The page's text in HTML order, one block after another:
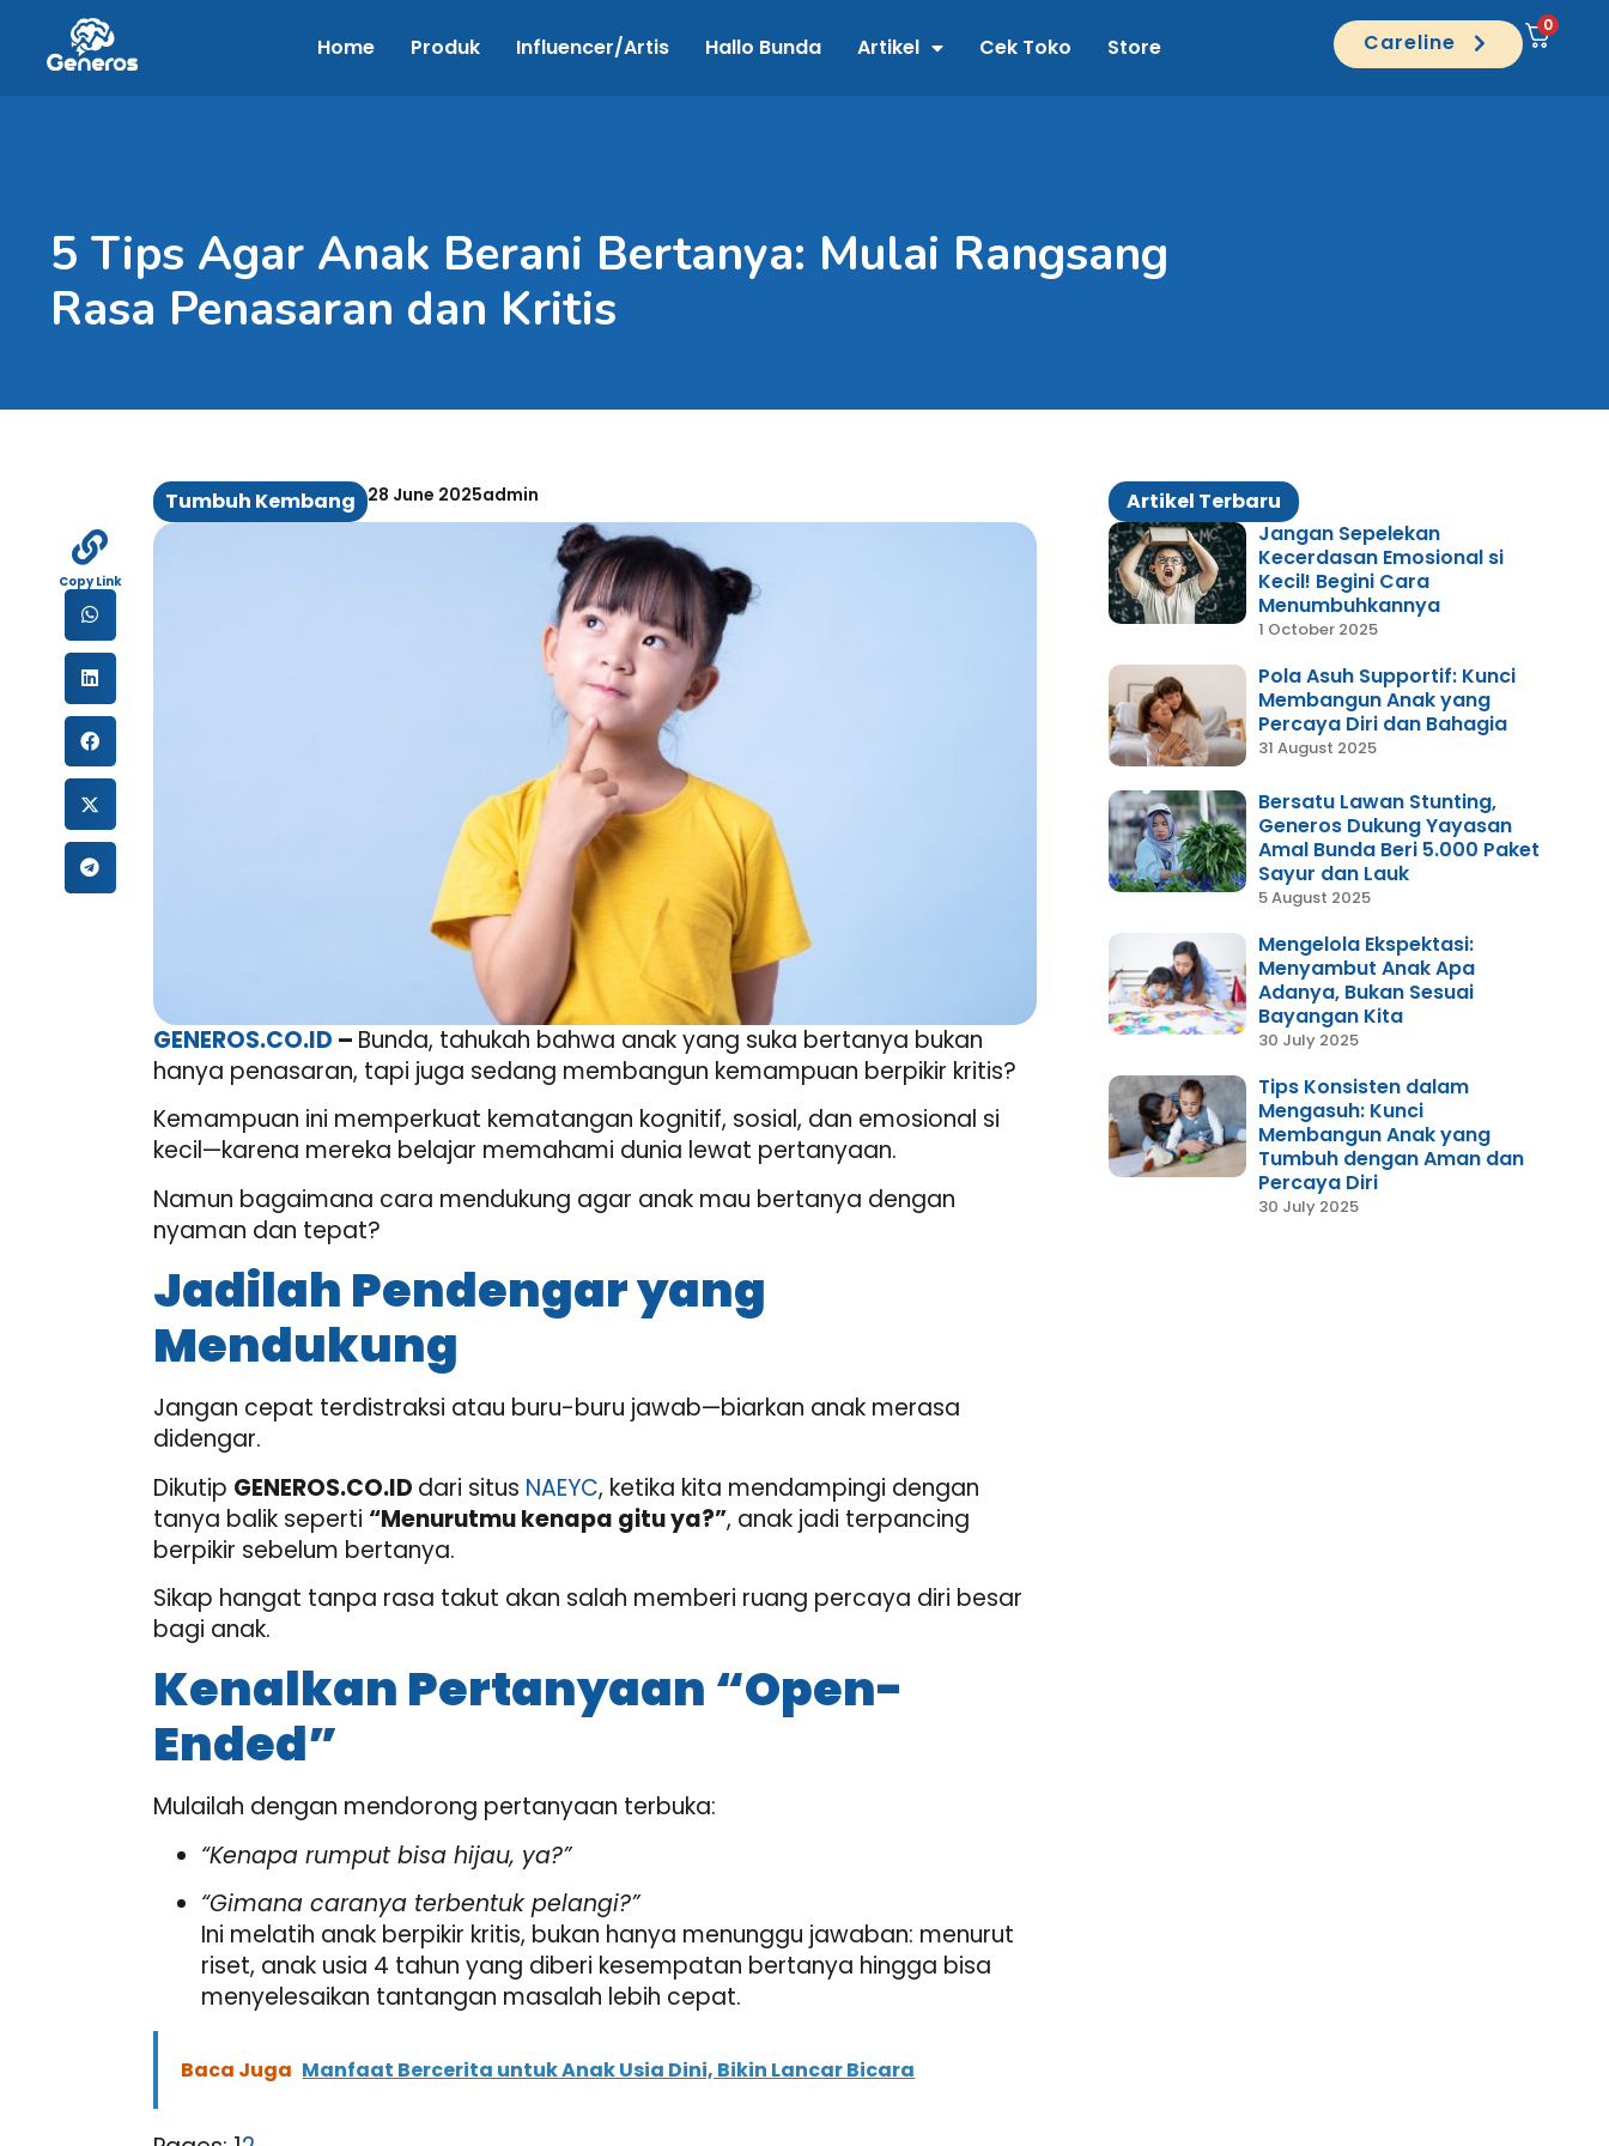
Home Produk Influencer/Artis Hallo Bunda Artikel Cek Toko Store Careline
0
5 Tips Agar Anak Berani Bertanya: Mulai Rangsang
Rasa Penasaran dan Kritis
Copy Link
Tumbuh Kembang 28 June 2025admin
GENEROS.CO.ID – Bunda, tahukah bahwa anak yang suka bertanya bukan
hanya penasaran, tapi juga sedang membangun kemampuan berpikir kritis?
Kemampuan ini memperkuat kematangan kognitif, sosial, dan emosional si
kecil—karena mereka belajar memahami dunia lewat pertanyaan.
Namun bagaimana cara mendukung agar anak mau bertanya dengan
nyaman dan tepat?
Jadilah Pendengar yang
Mendukung
Jangan cepat terdistraksi atau buru-buru jawab—biarkan anak merasa
didengar.
Dikutip GENEROS.CO.ID dari situs NAEYC, ketika kita mendampingi dengan
tanya balik seperti “Menurutmu kenapa gitu ya?”, anak jadi terpancing
berpikir sebelum bertanya.
Sikap hangat tanpa rasa takut akan salah memberi ruang percaya diri besar
bagi anak.
Kenalkan Pertanyaan “Open-
Ended”
Mulailah dengan mendorong pertanyaan terbuka:
“Kenapa rumput bisa hijau, ya?”
“Gimana caranya terbentuk pelangi?”
Ini melatih anak berpikir kritis, bukan hanya menunggu jawaban: menurut
riset, anak usia 4 tahun yang diberi kesempatan bertanya hingga bisa
menyelesaikan tantangan masalah lebih cepat.
Baca Juga Manfaat Bercerita untuk Anak Usia Dini, Bikin Lancar Bicara
Artikel Terbaru
Jangan Sepelekan
Kecerdasan Emosional si
Kecil! Begini Cara
Menumbuhkannya
1 October 2025
Pola Asuh Supportif: Kunci
Membangun Anak yang
Percaya Diri dan Bahagia
31 August 2025
Bersatu Lawan Stunting,
Generos Dukung Yayasan
Amal Bunda Beri 5.000 Paket
Sayur dan Lauk
5 August 2025
Mengelola Ekspektasi:
Menyambut Anak Apa
Adanya, Bukan Sesuai
Bayangan Kita
30 July 2025
Tips Konsisten dalam
Mengasuh: Kunci
Membangun Anak yang
Tumbuh dengan Aman dan
Percaya Diri
30 July 2025